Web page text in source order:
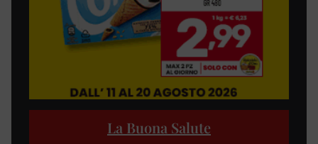
La Buona Salute